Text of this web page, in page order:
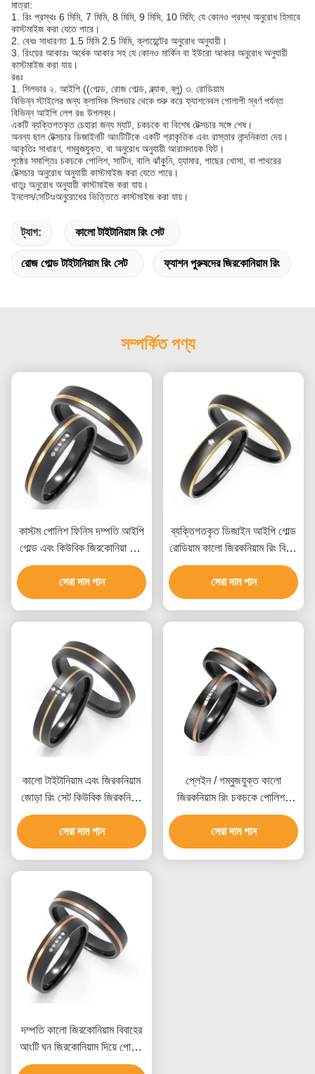
মাত্রা:
1. রিং প্রস্থঃ 6 মিমি, 7 মিমি, 8 মিমি, 9 মিমি, 10 মিমি; যে কোনও প্রস্থ অনুরোধ হিসাবে
কাস্টমাইজ করা যেতে পারে।
2. বেধঃ সাধারণত 1.5 মিমি 2.5 মিমি, ক্লায়েন্টের অনুরোধ অনুযায়ী।
3. রিংয়ের আকারঃ অর্ধেক আকার সহ যে কোনও মার্কিন বা ইউরো আকার অনুরোধ অনুযায়ী
কাস্টমাইজ করা যায়।
রঙঃ
1. সিলভার ২. আইপি ((গোল্ড, রোজ গোল্ড, ব্ল্যাক, ব্লু) ৩. রোডিয়াম
বিভিন্ন স্টাইলের জন্য ক্লাসিক সিলভার থেকে শুরু করে ফ্যাশনেবল গোলাপী স্বর্ণ পর্যন্ত
বিভিন্ন আইপি লেপ রঙ উপলব্ধ।
একটি ব্যক্তিগতকৃত চেহারা জন্য ম্যাট, চকচকে বা বিশেষ টেক্সচার সঙ্গে শেষ।
অনন্য ছাল টেক্সচার ডিজাইনটি আংটিটিকে একটি প্রাকৃতিক এবং রাস্তার নান্দনিকতা দেয়।
আকৃতিঃ সাধারণ, গম্বুজযুক্ত, বা অনুরোধ অনুযায়ী আরামদায়ক ফিট।
পৃষ্ঠের সমাপ্তিঃ চকচকে পোলিশ, সাটিন, বালি ঝাঁকুনি, হ্যামার, গাছের খোসা, বা পাথরের
টেক্সচার অনুরোধ অনুযায়ী কাস্টমাইজ করা যেতে পারে।
ধাতুঃ অনুরোধ অনুযায়ী কাস্টমাইজ করা যায়।
ইনলেস/সেটিংঃঅনুরোধের ভিত্তিতে কাস্টমাইজ করা যায়।
ট্যাগ: কালো টাইটানিয়াম রিং সেট
রোজ গোল্ড টাইটানিয়াম রিং সেট ফ্যাশন পুরুষদের জিরকোনিয়াম রিং
সম্পর্কিত পণ্য
কাস্টম পোলিশ ফিনিস দম্পতি আইপি
গোল্ড এবং কিউবিক জিরকোনিয়া দ্বি-
রঙের ডিজাইনের সাথে কালো
জিরকোনিয়াম রিং
সেরা দাম পান
ব্যক্তিগতকৃত ডিজাইন আইপি গোল্ড
রোডিয়াম কালো জিরকনিয়াম রিং বিয়ের
বেল্ট জুয়েলারী
সেরা দাম পান
কালো টাইটানিয়াম এবং জিরকনিয়াম
জোড়া রিং সেট কিউবিক জিরকনিয়াম
দুই টোন আইপি সোনার সঙ্গে
সেরা দাম পান
প্লেইন / গম্বুজযুক্ত কালো
জিরকনিয়াম রিং চকচকে পোলিশ /
স্যাটিন ফিনিস কাস্টমাইজযোগ্য
আকার
সেরা দাম পান
দম্পতি কালো জিরকোনিয়াম বিবাহের
আংটি ঘন জিরকোনিয়াম দিয়ে পোলিশ
দুই টোন আইপি গোল্ড গোল্ড